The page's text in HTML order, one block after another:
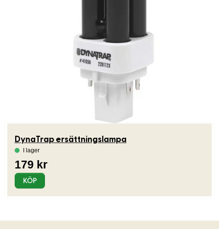
DynaTrap ersättningslampa
KÖP